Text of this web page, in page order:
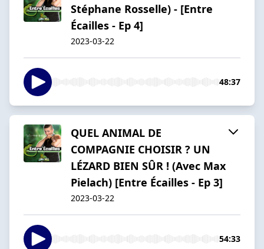
Stéphane Rosselle) - [Entre
Écailles - Ep 4]
2023-03-22
48:37
QUEL ANIMAL DE
COMPAGNIE CHOISIR ? UN
LÉZARD BIEN SÛR ! (Avec Max
Pielach) [Entre Écailles - Ep 3]
2023-03-22
54:33